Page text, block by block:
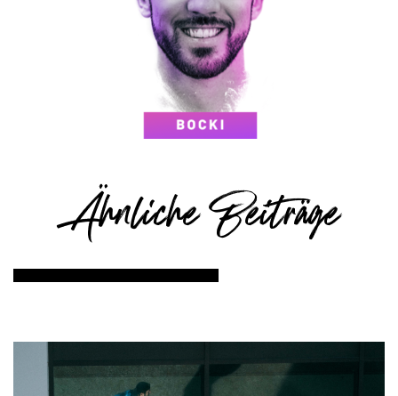
Ähnliche Beiträge